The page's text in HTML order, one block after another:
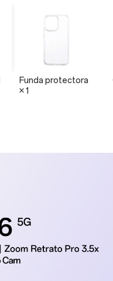
Funda protectora
× 1